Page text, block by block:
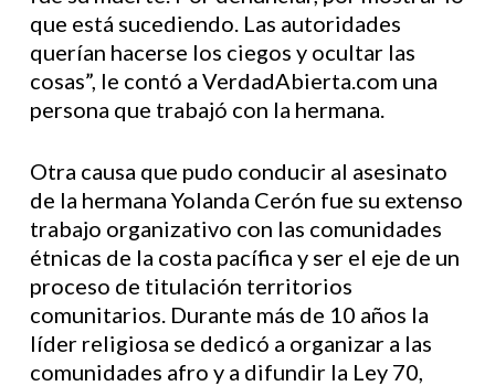
que está sucediendo. Las autoridades
querían hacerse los ciegos y ocultar las
cosas”, le contó a VerdadAbierta.com una
persona que trabajó con la hermana.
Otra causa que pudo conducir al asesinato
de la hermana Yolanda Cerón fue su extenso
trabajo organizativo con las comunidades
étnicas de la costa pacífica y ser el eje de un
proceso de titulación territorios
comunitarios. Durante más de 10 años la
líder religiosa se dedicó a organizar a las
comunidades afro y a difundir la Ley 70,